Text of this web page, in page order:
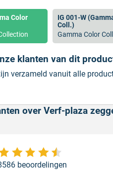
Color
IG 001-W
Coll.)
Gamma Color
klanten van dit
verzameld vanuit alle
over Verf-plaza
beoordelingen